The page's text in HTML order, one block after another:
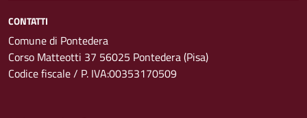
CONTATTI
Comune di Pontedera
Corso Matteotti 37 56025 Pontedera (Pisa)
Codice fiscale / P. IVA:00353170509